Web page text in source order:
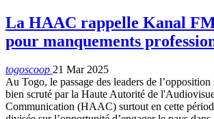
La HAAC rappelle Kanal
pour manquements
togoscoop 21 Mar 2025
Au Togo, le passage des leaders de l’opposition
bien scruté par la Haute Autorité de
Communication (HAAC) surtout en cette